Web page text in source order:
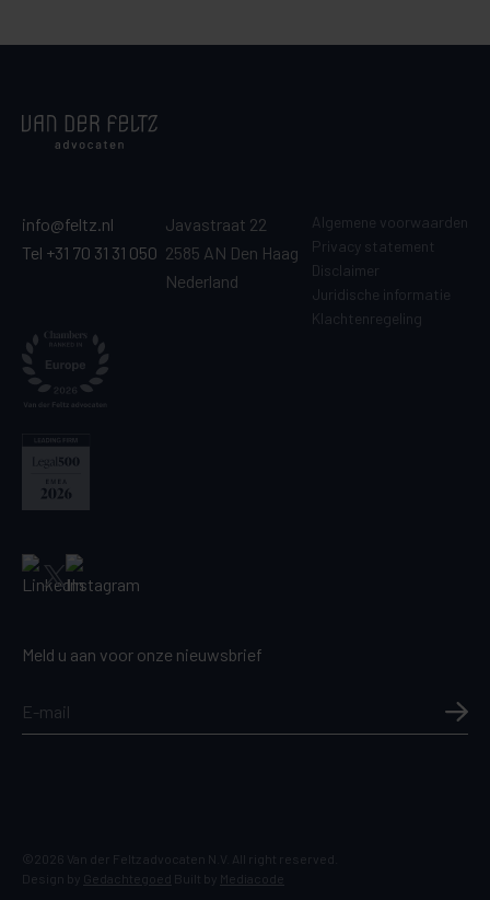
info@feltz.nl
Tel +31 70 31 31 050
Javastraat 22
2585 AN Den Haag
Nederland
Algemene voorwaarden
Privacy statement
Disclaimer
Juridische informatie
Klachtenregeling
Meld u aan voor onze nieuwsbrief
©2026 Van der Feltz advocaten N.V. All right reserved.
Design by
Gedachtegoed Built by Mediacode